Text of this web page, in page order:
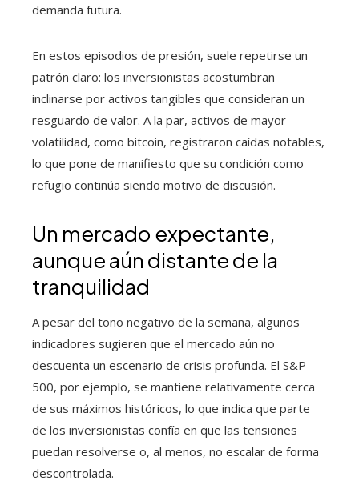
demanda futura.
En estos episodios de presión, suele repetirse un
patrón claro: los inversionistas acostumbran
inclinarse por activos tangibles que consideran un
resguardo de valor. A la par, activos de mayor
volatilidad, como bitcoin, registraron caídas notables,
lo que pone de manifiesto que su condición como
refugio continúa siendo motivo de discusión.
Un mercado expectante,
aunque aún distante de la
tranquilidad
A pesar del tono negativo de la semana, algunos
indicadores sugieren que el mercado aún no
descuenta un escenario de crisis profunda. El S&P
500, por ejemplo, se mantiene relativamente cerca
de sus máximos históricos, lo que indica que parte
de los inversionistas confía en que las tensiones
puedan resolverse o, al menos, no escalar de forma
descontrolada.